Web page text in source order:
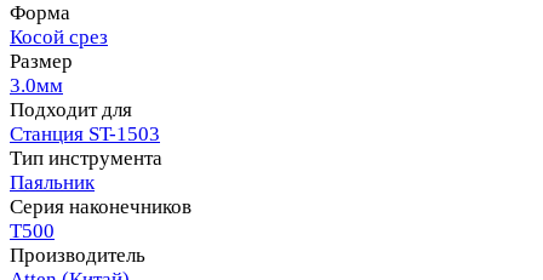
Форма
Косой срез
Размер
3.0мм
Подходит для
Станция ST-1503
Тип инструмента
Паяльник
Серия наконечников
T500
Производитель